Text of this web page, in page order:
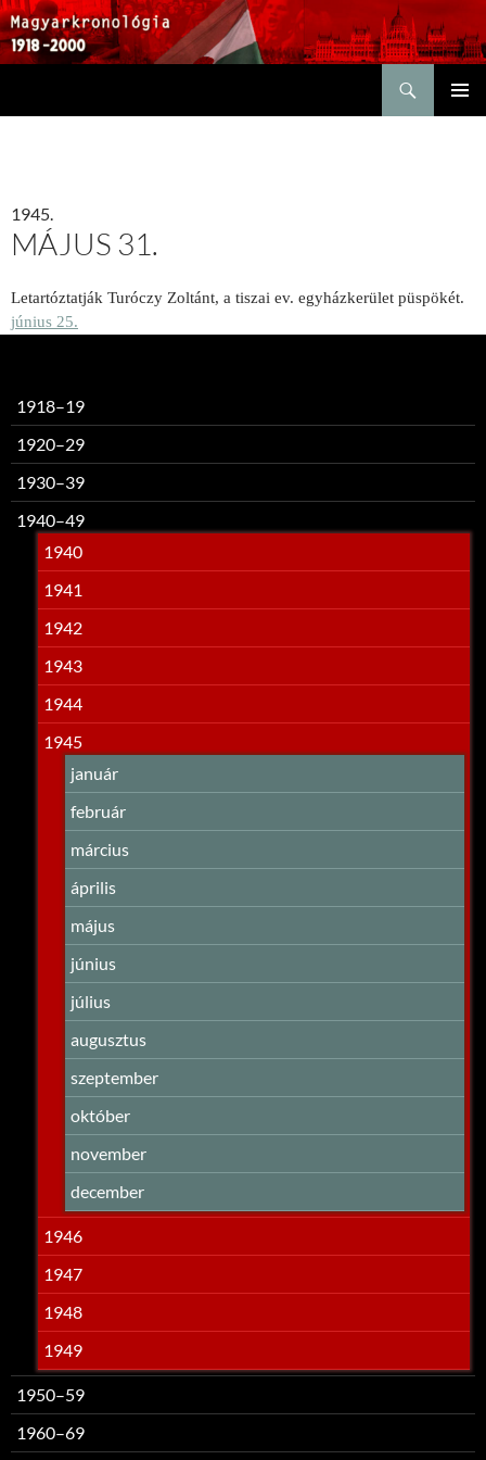
1945.
MÁJUS 31.
Letartóztatják Turóczy Zoltánt, a tiszai ev. egyházkerület püspökét.
június 25.
1918–19
1920–29
1930–39
1940–49
1940
1941
1942
1943
1944
1945
január
február
március
április
május
június
július
augusztus
szeptember
október
november
december
1946
1947
1948
1949
1950–59
1960–69